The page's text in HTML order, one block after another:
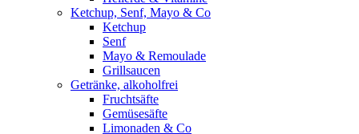
Ketchup, Senf, Mayo & Co
Ketchup
Senf
Mayo & Remoulade
Grillsaucen
Getränke, alkoholfrei
Fruchtsäfte
Gemüsesäfte
Limonaden & Co